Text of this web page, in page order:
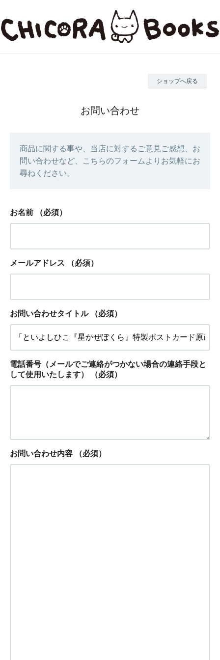
ショップへ戻る
お問い合わせ
商品に関する事や、当店に対するご意見ご感想、お
問い合わせなど、こちらのフォームよりお気軽にお
尋ねください。
お名前 （必須）
メールアドレス （必須）
お問い合わせタイトル （必須）
電話番号（メールでご連絡がつかない場合の連絡手段と
して使用いたします）
（必須）
お問い合わせ内容 （必須）